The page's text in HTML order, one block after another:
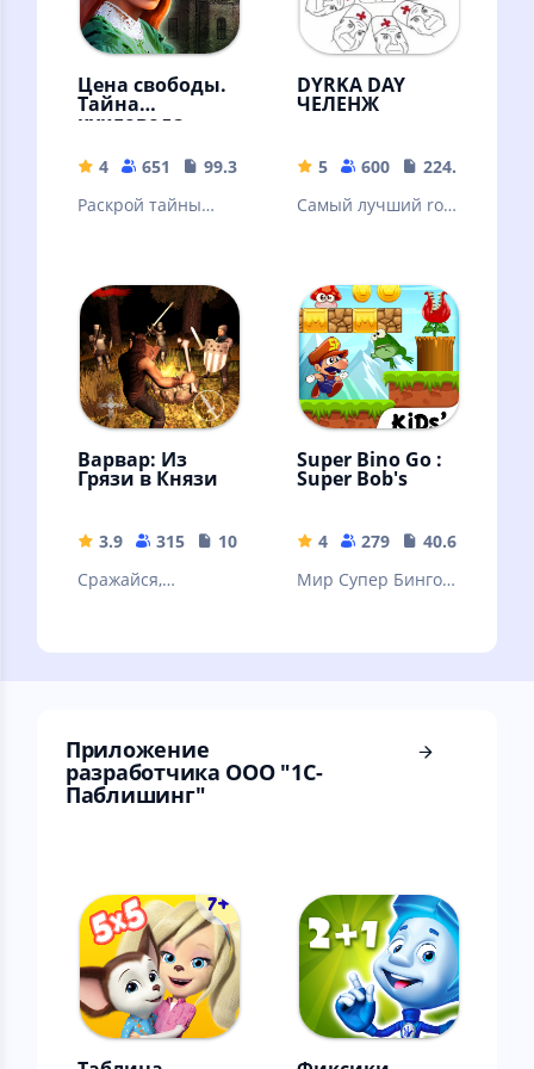
Цена свободы.
Тайна
кукловода
4 651
99.3 MB
Раскрой тайны
загадочных
обитателей!
DYRKA DAY
ЧЕЛЕНЖ
5 600
224.92 MB
Самый лучший rofl
Варвар: Из
Грязи в Князи
3.9 315
108.38 MB
Сражайся,
мире!
Super Bino Go :
Super Bob's
4 279
40.65 MB
Мир Супер Бинго
Приложение
разработчика ООО "1С-
Паблишинг"